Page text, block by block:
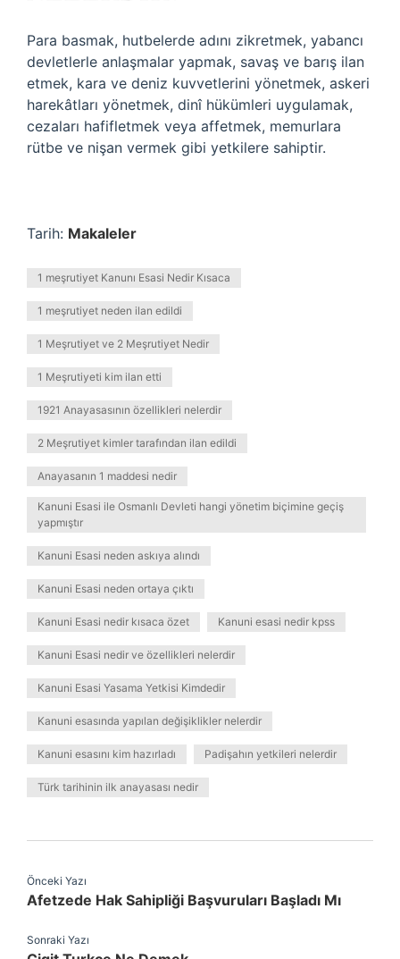
Para basmak, hutbelerde adını zikretmek, yabancı
devletlerle anlaşmalar yapmak, savaş ve barış ilan
etmek, kara ve deniz kuvvetlerini yönetmek, askeri
harekâtları yönetmek, dinî hükümleri uygulamak,
cezaları hafifletmek veya affetmek, memurlara
rütbe ve nişan vermek gibi yetkilere sahiptir.
Tarih: Makaleler
1 meşrutiyet Kanunı Esasi Nedir Kısaca
1 meşrutiyet neden ilan edildi
1 Meşrutiyet ve 2 Meşrutiyet Nedir
1 Meşrutiyeti kim ilan etti
1921 Anayasasının özellikleri nelerdir
2 Meşrutiyet kimler tarafından ilan edildi
Anayasanın 1 maddesi nedir
Kanuni Esasi ile Osmanlı Devleti hangi yönetim biçimine geçiş
yapmıştır
Kanuni Esasi neden askıya alındı
Kanuni Esasi neden ortaya çıktı
Kanuni Esasi nedir kısaca özet Kanuni esasi nedir kpss
Kanuni Esasi nedir ve özellikleri nelerdir
Kanuni Esasi Yasama Yetkisi Kimdedir
Kanuni esasında yapılan değişiklikler nelerdir
Kanuni esasını kim hazırladı Padişahın yetkileri nelerdir
Türk tarihinin ilk anayasası nedir
Önceki Yazı
Afetzede Hak Sahipliği Başvuruları Başladı Mı
Sonraki Yazı